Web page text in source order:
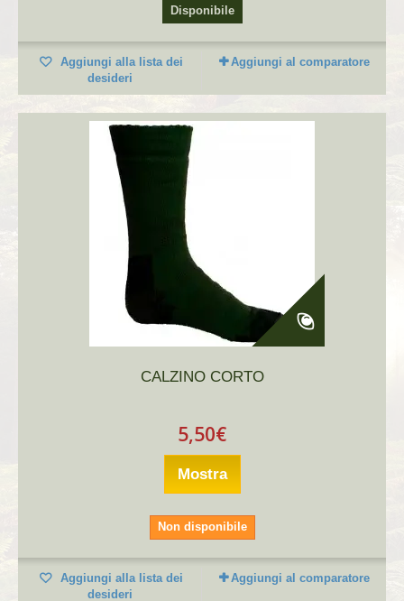
Disponibile
Aggiungi alla lista dei
desideri
Aggiungi al comparatore
CALZINO CORTO
5,50€
Mostra
Non disponibile
Aggiungi alla lista dei
desideri
Aggiungi al comparatore